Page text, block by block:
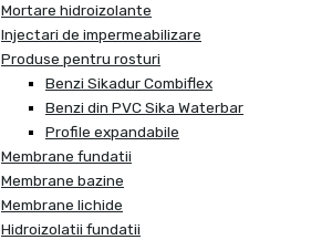
Mortare hidroizolante
Injectari de impermeabilizare
Produse pentru rosturi
Benzi Sikadur Combiflex
Benzi din PVC Sika Waterbar
Profile expandabile
Membrane fundatii
Membrane bazine
Membrane lichide
Hidroizolatii fundatii